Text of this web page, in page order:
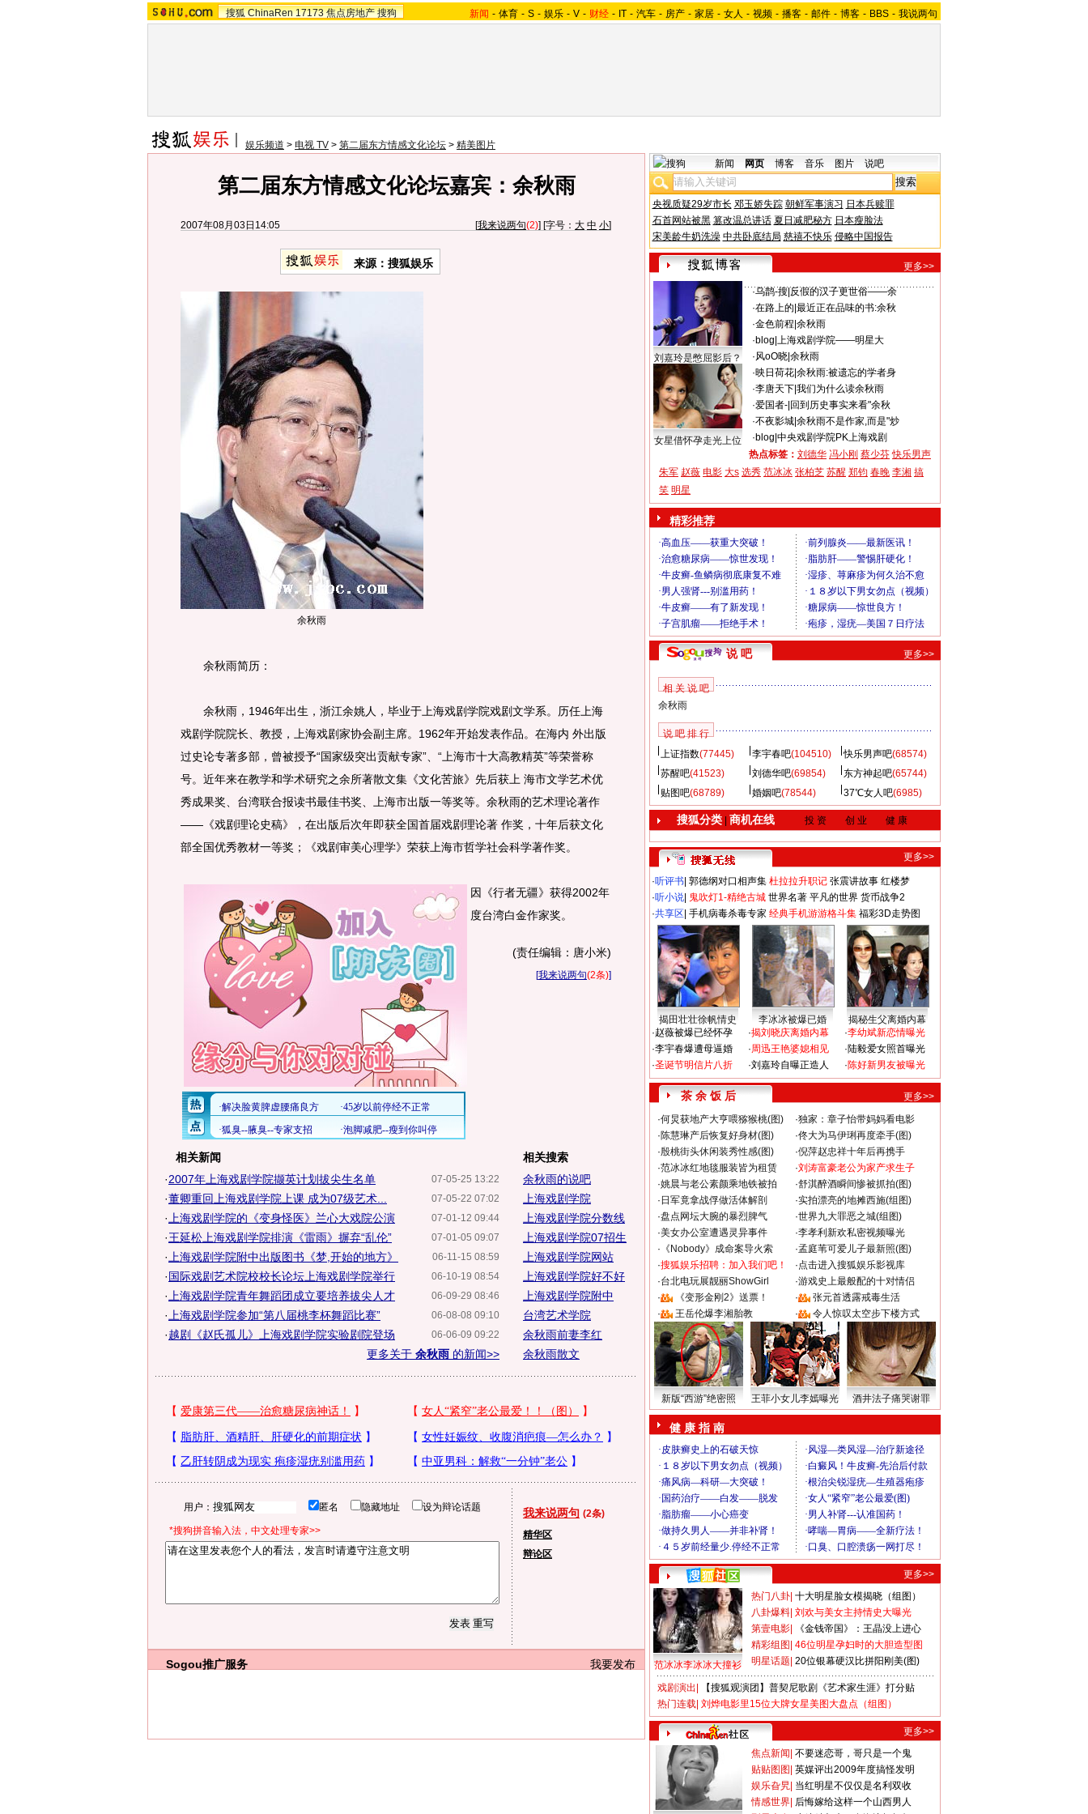
搜狐 ChinaRen 17173 焦点房地产 搜狗 新闻 - 体育 - S - 娱乐 - V - 财经 - IT - 汽车 - 房产 - 家居 - 女人 - 视频 - 播客 - 邮件 - 博客 - BBS - 我说两句
娱乐频道 > 电视 TV > 第二届东方情感文化论坛 > 精美图片
第二届东方情感文化论坛嘉宾：余秋雨
2007年08月03日14:05 [我来说两句(2)] [字号： 大 中 小]
来源：搜狐娱乐
余秋雨
余秋雨简历：
余秋雨，1946年出生，浙江余姚人，毕业于上海戏剧学院戏剧文学系。历任上海
戏剧学院院长、教授，上海戏剧家协会副主席。1962年开始发表作品。在海内 外出版
过史论专著多部，曾被授予“国家级突出贡献专家”、“上海市十大高教精英”等荣誉称
号。近年来在教学和学术研究之余所著散文集《文化苦旅》先后获上 海市文学艺术优
秀成果奖、台湾联合报读书最佳书奖、上海市出版一等奖等。余秋雨的艺术理论著作
——《戏剧理论史稿》，在出版后次年即获全国首届戏剧理论著 作奖，十年后获文化
部全国优秀教材一等奖；《戏剧审美心理学》荣获上海市哲学社会科学著作奖。
因《行者无疆》获得2002年
度台湾白金作家奖。
(责任编辑：唐小米)
[我来说两句(2条)]
相关新闻
07-05-25 13:22
·2007年上海戏剧学院撷英计划拔尖生名单
07-05-22 07:02
·董卿重回上海戏剧学院上课 成为07级艺术...
07-01-12 09:44
· 上海戏剧学院的《变身怪医》兰心大戏院公演
07-01-05 09:07
·王延松上海戏剧学院排演《雷雨》摒弃“乱伦”
06-11-15 08:59
· 上海戏剧学院附中出版图书《梦,开始的地方》
06-10-19 08:54
·国际戏剧艺术院校校长论坛上海戏剧学院举行
06-09-29 08:46
· 上海戏剧学院青年舞蹈团成立要培养拔尖人才
06-08-08 09:10
· 上海戏剧学院参加“第八届桃李杯舞蹈比赛”
06-06-09 09:22
·越剧《赵氏孤儿》上海戏剧学院实验剧院登场
更多关于 余秋雨 的新闻>>
相关搜索
余秋雨的说吧
上海戏剧学院
上海戏剧学院分数线
上海戏剧学院07招生
上海戏剧学院网站
上海戏剧学院好不好
上海戏剧学院附中
台湾艺术学院
余秋雨前妻李红
余秋雨散文
用户： 匿名 隐藏地址 设为辩论话题
*搜狗拼音输入法，中文处理专家>>
我来说两句 (2条)
精华区
辩论区
我要发布
Sogou推广服务
新闻 网页 博客 音乐 图片 说吧
央视质疑29岁市长 邓玉娇失踪 朝鲜军事演习 日本兵赎罪
石首网站被黑 篡改温总讲话 夏日减肥秘方 日本瘦脸法
宋美龄牛奶洗澡 中共卧底结局 慈禧不快乐 侵略中国报告
更多>>
刘嘉玲是憋屈影后？
女星借怀孕走光上位
·乌鹊-搜 反假的汉子更世俗——余
·在路上的 最近正在品味的书:余秋
·金色前程 余秋雨
·blog 上海戏剧学院——明星大
·风oО晓| 余秋雨
·映日荷花| 余秋雨:被遗忘的学者身
·李唐天下| 我们为什么读余秋雨
·爱国者-| 回到历史事实来看"余秋
·不夜影城| 余秋雨不是作家,而是"炒
·blog 中央戏剧学院PK上海戏剧
热点标签： 刘德华 冯小刚 蔡少芬 快乐男声
朱军 赵薇 电影 大s 选秀 范冰冰 张柏芝 苏醒 郑钧 春晚 李湘 搞
笑 明星
精彩推荐
说 吧 更多>>
相 关 说 吧
余秋雨
说 吧 排 行
上证指数(77445) 李宇春吧(104510) 快乐男声吧(68574)
苏醒吧(41523) 刘德华吧(69854) 东方神起吧(65744)
贴图吧(68789) 婚姻吧(78544) 37℃女人吧(6985)
搜狐分类| 商机在线 投 资 创 业 健 康
更多>>
·听评书 郭德纲对口相声集 杜拉拉升职记 张震讲故事 红楼梦
·听小说 鬼吹灯1-精绝古城 世界名著 平凡的世界 货币战争2
·共享区 手机病毒杀毒专家 经典手机游游格斗集 福彩3D走势图
揭田壮壮徐帆情史 李冰冰被爆已婚
揭秘生父离婚内幕
·赵薇被爆已经怀孕
·李宇春爆遭母逼婚
·圣诞节明信片八折
·揭刘晓庆离婚内幕
·周迅王艳婆媳相见
·刘嘉玲自曝正造人
·李幼斌新恋情曝光
·陆毅爱女照首曝光
·陈好新男友被曝光
茶 余 饭 后
更多>>
·何炅获地产大亨喂猕猴桃(图) ·独家：章子怡带妈妈看电影
·陈慧琳产后恢复好身材(图) ·佟大为马伊琍再度牵手(图)
·殷桃街头休闲装秀性感(图) ·倪萍赵忠祥十年后再携手
·范冰冰红地毯服装皆为租赁 ·刘涛富豪老公为家产求生子
·姚晨与老公素颜乘地铁被拍 ·舒淇醉酒瞬间惨被抓拍(图)
· 日军竟拿战俘做活体解剖 ·实拍漂亮的地摊西施(组图)
·盘点网坛大腕的暴烈脾气 ·世界九大罪恶之城(组图)
·美女办公室遭遇灵异事件 ·李孝利新欢私密视频曝光
· 《Nobody》成命案导火索 ·孟庭苇可爱儿子最新照(图)
·搜狐娱乐招聘：加入我们吧！ ·点击进入搜狐娱乐影视库
·台北电玩展靓丽ShowGirl ·游戏史上最般配的十对情侣
·
《变形金刚2》送票！ ·
张元首透露戒毒生活
·
王岳伦爆李湘胎教 · 令人惊叹太空步下楼方式
新版“西游”绝密照 王菲小女儿李嫣曝光 酒井法子痛哭谢罪
健 康 指 南
更多>>
范冰冰李冰冰大撞衫
热门八卦 十大明星脸女模揭晓（组图）
八卦爆料 刘欢与美女主持情史大曝光
第壹电影
《金钱帝国》：王晶没上进心
精彩组图 46位明星孕妇时的大胆造型图
明星话题 20位银幕硬汉比拼阳刚美(图)
戏剧演出
【搜狐观演团】普契尼歌剧《艺术家生涯》打分贴
热门连载 刘烨电影里15位大牌女星美图大盘点（组图）
更多>>
焦点新闻 不要迷恋哥，哥只是一个鬼
贴贴图图 英媒评出2009年度搞怪发明
娱乐旮旯 当红明星不仅仅是名利双收
情感世界 后悔嫁给这样一个山西男人